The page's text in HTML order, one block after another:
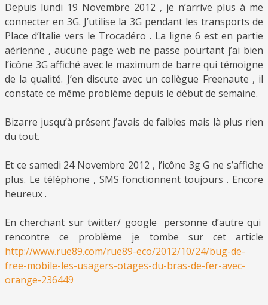
Depuis lundi 19 Novembre 2012 , je n’arrive plus à me
connecter en 3G. J’utilise la 3G pendant les transports de
Place d’Italie vers le Trocadéro . La ligne 6 est en partie
aérienne , aucune page web ne passe pourtant j’ai bien
l’icône 3G affiché avec le maximum de barre qui témoigne
de la qualité. J’en discute avec un collègue Freenaute , il
constate ce même problème depuis le début de semaine.
Bizarre jusqu’à présent j’avais de faibles mais là plus rien
du tout.
Et ce samedi 24 Novembre 2012 , l’icône 3g G ne s’affiche
plus. Le téléphone , SMS fonctionnent toujours . Encore
heureux .
En cherchant sur twitter/ google personne d’autre qui
rencontre ce problème je tombe sur cet article
http://www.rue89.com/rue89-eco/2012/10/24/bug-de-
free-mobile-les-usagers-otages-du-bras-de-fer-avec-
orange-236449